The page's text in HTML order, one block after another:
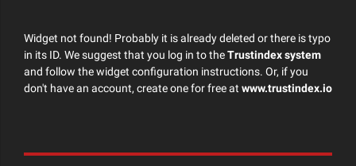
Widget not found! Probably it is already deleted or there is typo
in its ID. We suggest that you log in to theTrustindex system
and follow the widget configuration instructions. Or, if you
don't have an account, create one for free at www.trustindex.io